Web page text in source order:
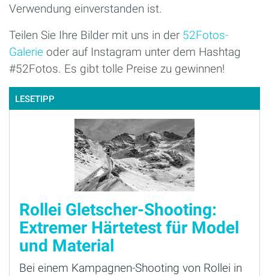
Verwendung einverstanden ist.
Teilen Sie Ihre Bilder mit uns in der 52Fotos-
Galerie oder auf Instagram unter dem Hashtag
#52Fotos. Es gibt tolle Preise zu gewinnen!
LESETIPP
Rollei Gletscher-Shooting:
Extremer Härtetest für Model
und Material
Bei einem Kampagnen-Shooting von Rollei in